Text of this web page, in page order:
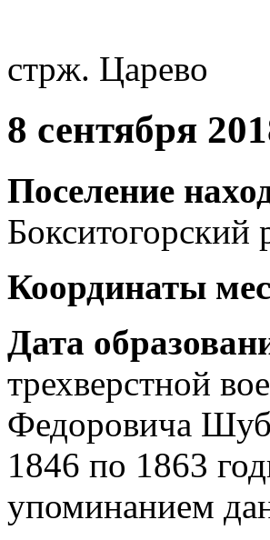
стрж. Царево
8 сентября
Поселение
Бокситогорский
Координаты
Дата
трехверстной
Федоровича
1846 по 1863
упоминанием